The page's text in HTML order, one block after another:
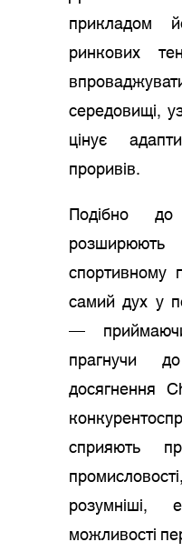
прикладом
ринкових
середовищі,
цінує
проривів.
Подібно
спортивному
самий дух у
—
прагнучи
досягнення
сприяють
розумніші,
можливості